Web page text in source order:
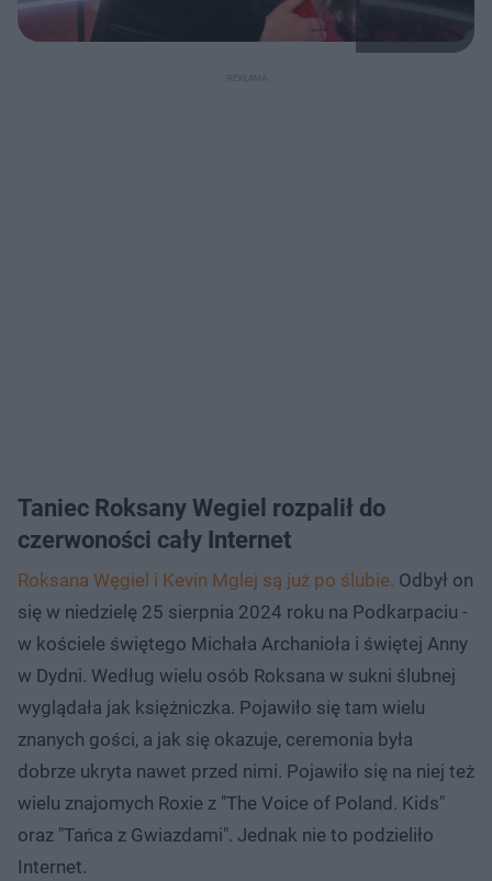
Taniec Roksany Wegiel rozpalił do
czerwoności cały Internet
Roksana Węgiel i Kevin Mglej są już po ślubie. Odbył on
się w niedzielę 25 sierpnia 2024 roku na Podkarpaciu -
w kościele świętego Michała Archanioła i świętej Anny
w Dydni. Według wielu osób Roksana w sukni ślubnej
wyglądała jak księżniczka. Pojawiło się tam wielu
znanych gości, a jak się okazuje, ceremonia była
dobrze ukryta nawet przed nimi. Pojawiło się na niej też
wielu znajomych Roxie z "The Voice of Poland. Kids"
oraz "Tańca z Gwiazdami". Jednak nie to podzieliło
Internet.